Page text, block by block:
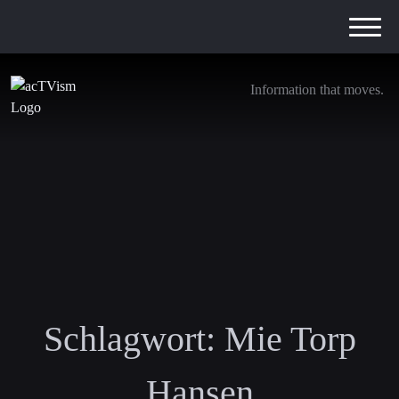
Information that moves.
Schlagwort: Mie Torp